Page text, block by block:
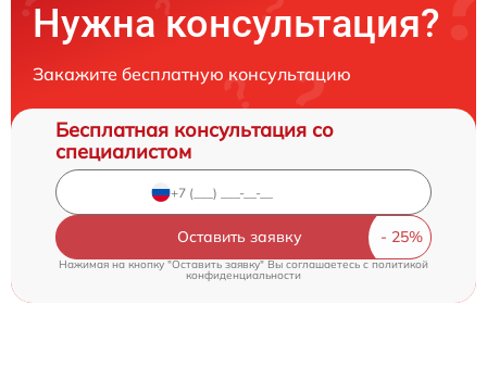
Нужна консультация?
Закажите бесплатную консультацию
Бесплатная консультация со
специалистом
Оставить заявку
Нажимая на кнопку "Оставить заявку" Вы соглашаетесь cполитикой
конфиденциальности